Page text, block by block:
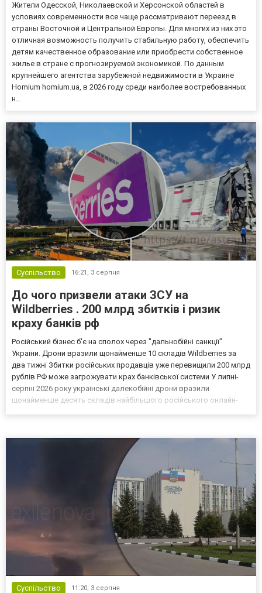
Жители Одесской, Николаевской и Херсонской областей в
условиях современности все чаще рассматривают переезд в
страны Восточной и Центральной Европы. Для многих из них это
отличная возможность получить стабильную работу, обеспечить
детям качественное образование или приобрести собственное
жилье в стране с прогнозируемой экономикой. По данным
крупнейшего агентства зарубежной недвижимости в Украине
Homium homium.ua, в 2026 году среди наиболее востребованных
н...
Суспільство 16:21, 3 серпня
До чого призвели атаки ЗСУ на
Wildberries . 200 млрд збитків і ризик
краху банків рф
Російський бізнес б'є на сполох через "дальнобійні санкції"
України. Дрони вразили щонайменше 10 складів Wildberries за
два тижні Збитки російських продавців уже перевищили 200 млрд
рублів РФ може загрожувати крах банківської системи У липні-
серпні 2026 року українські далекобійні дрони вразили
щонайменше десять складів найбільшого російського онлайн-
Суспільство 11:20, 3 серпня